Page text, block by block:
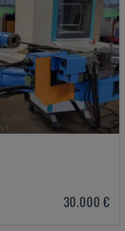
30.000 €